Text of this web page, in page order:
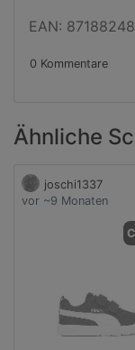
EAN:
0 Kommentare
Ähnliche
joschi1337
vor ~9 Monaten